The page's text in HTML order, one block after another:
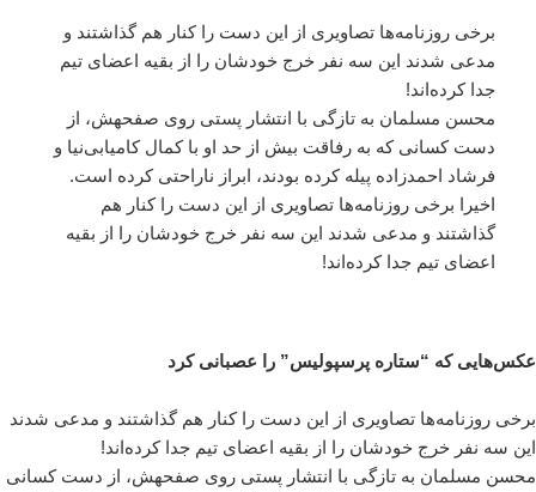
برخی روزنامه‌ها تصاویری از این دست را کنار هم گذاشتند و
مدعی شدند این سه نفر خرج خودشان را از بقیه اعضای تیم
جدا کرده‌اند!
محسن مسلمان به تازگی با انتشار پستی روی صفحهش، از
دست کسانی که به رفاقت بیش از حد او با کمال کامیابی‌نیا و
فرشاد احمدزاده پیله کرده بودند، ابراز ناراحتی کرده است.
اخیرا برخی روزنامه‌ها تصاویری از این دست را کنار هم
گذاشتند و مدعی شدند این سه نفر خرج خودشان را از بقیه
اعضای تیم جدا کرده‌اند!
عکس‌هایی که “ستاره پرسپولیس” را عصبانی کرد
برخی روزنامه‌ها تصاویری از این دست را کنار هم گذاشتند و مدعی شدند
این سه نفر خرج خودشان را از بقیه اعضای تیم جدا کرده‌اند!
محسن مسلمان به تازگی با انتشار پستی روی صفحهش، از دست کسانی